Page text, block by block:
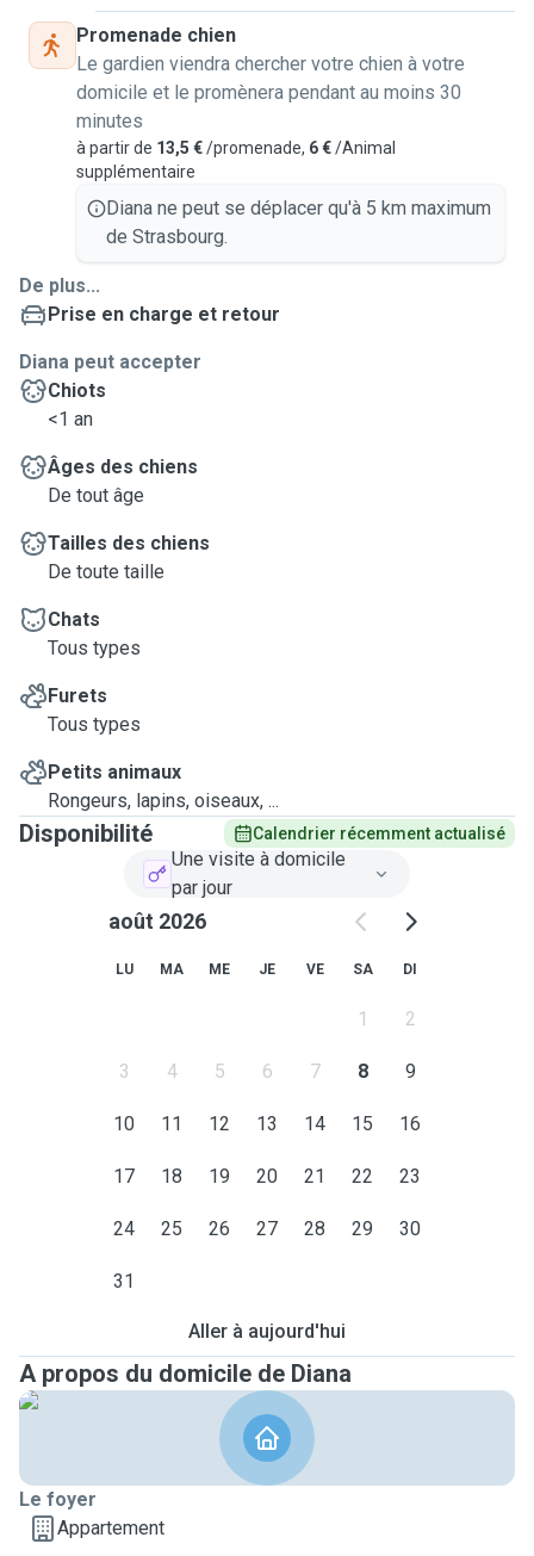
Promenade chien
Le gardien viendra chercher votre chien à votre
domicile et le promènera pendant au moins 30
minutes
à partir de 13,5 €/promenade, 6 €/Animal
supplémentaire
Diana ne peut se déplacer qu'à 5 km maximum
de Strasbourg.
De plus...
Prise en charge et retour
Diana peut accepter
Chiots
<1 an
Âges des chiens
De tout âge
Tailles des chiens
De toute taille
Chats
Tous types
Furets
Tous types
Petits animaux
Rongeurs, lapins, oiseaux, ...
Disponibilité Calendrier récemment actualisé
Une visite à domicile
par jour
août 2026
LU MA ME JE VE SA DI
1 2
3 4 5 6 7 8 9
10 11 12 13 14 15 16
17 18 19 20 21 22 23
24 25 26 27 28 29 30
31
Aller à aujourd'hui
A propos du domicile de Diana
Le foyer
Appartement